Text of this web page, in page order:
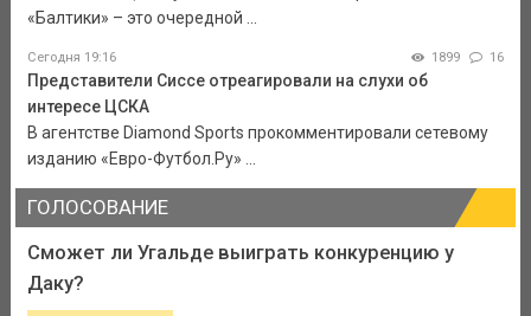
«Балтики» – это очередной ...
Сегодня 19:16 1899 16
Представители Сиссе отреагировали на слухи об
интересе ЦСКА
В агентстве Diamond Sports прокомментировали сетевому
изданию «Евро-Футбол.Ру» ...
ГОЛОСОВАНИЕ
Сможет ли Угальде выиграть конкуренцию у
Даку?